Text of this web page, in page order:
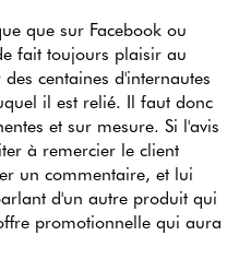
que sur Facebook ou
fait toujours plaisir au
centaines d'internautes
il est relié. Il faut donc
et sur mesure. Si l'avis
à remercier le client
un commentaire, et lui
d'un autre produit qui
promotionnelle qui aura